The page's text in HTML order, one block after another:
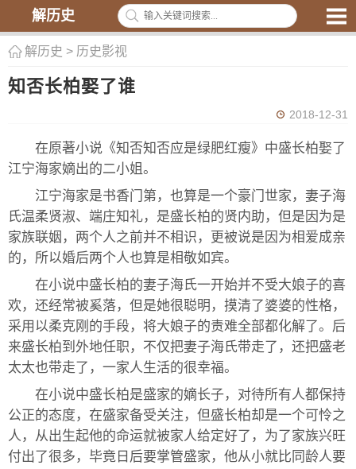
解历史
解历史 > 历史影视
知否长柏娶了谁
2018-12-31
在原著小说《知否知否应是绿肥红瘦》中盛长柏娶了
江宁海家嫡出的二小姐。
江宁海家是书香门第，也算是一个豪门世家，妻子海
氏温柔贤淑、端庄知礼，是盛长柏的贤内助，但是因为是
家族联姻，两个人之前并不相识，更被说是因为相爱成亲
的，所以婚后两个人也算是相敬如宾。
在小说中盛长柏的妻子海氏一开始并不受大娘子的喜
欢，还经常被奚落，但是她很聪明，摸清了婆婆的性格，
采用以柔克刚的手段，将大娘子的责难全部都化解了。后
来盛长柏到外地任职，不仅把妻子海氏带走了，还把盛老
太太也带走了，一家人生活的很幸福。
在小说中盛长柏是盛家的嫡长子，对待所有人都保持
公正的态度，在盛家备受关注，但盛长柏却是一个可怜之
人，从出生起他的命运就被家人给定好了，为了家族兴旺
付出了很多，毕竟日后要掌管盛家，他从小就比同龄人要